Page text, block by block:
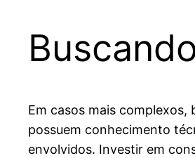
Em casos mais
possuem conhecimento
envolvidos. Investir em